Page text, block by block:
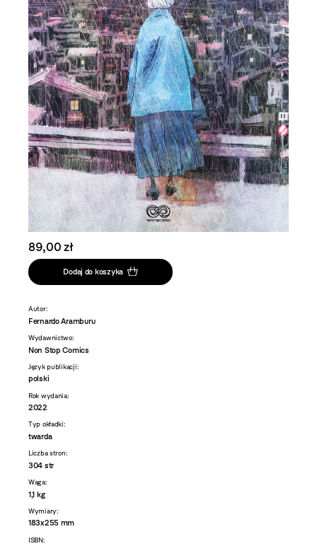
89,00 zł
Dodaj do koszyka
Autor:
Fernardo Aramburu
Wydawnictwo:
Non Stop Comics
Język publikacji:
polski
Rok wydania:
2022
Typ okładki:
twarda
Liczba stron:
304 str
Waga:
1,1 kg
Wymiary:
183x255 mm
ISBN: